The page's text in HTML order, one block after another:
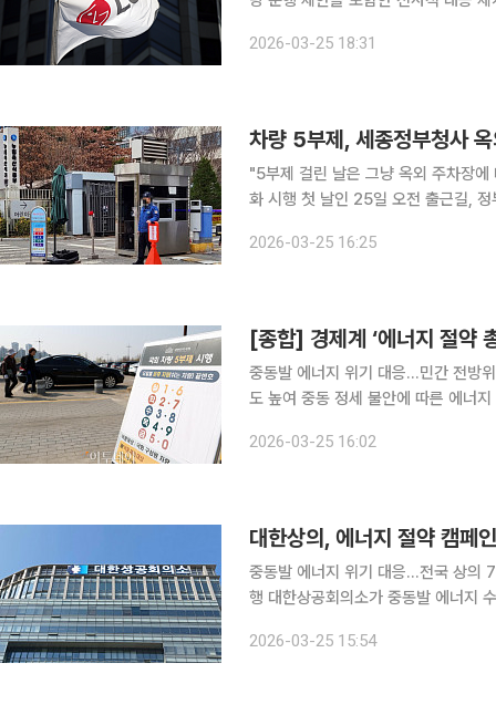
고 25일 밝혔다. 27일부터 시행되며
2026-03-25 18:31
차량 5부제, 세종정부청사
"5부제 걸린 날은 그냥 옥외 주차장에 대는(주차하는
화 시행 첫 날인 25일 오전 출근길,
2026-03-25 16:25
[종합] 경제계 ‘에너지 절약
중동발 에너지 위기 대응…민간 전방
도 높여 중동 정세 불안에 따른 에너지 수급 위기가 심화되면서 경제단체와 대기업이 동시에 절감
한과 전력 관리 강화에 나서며 ‘에너
2026-03-25 16:02
대한상의, 에너지 절약 캠페
중동발 에너지 위기 대응…전국 상의
행 대한상공회의소가 중동발 에너지 수급 불안에 대응해 전국 상공회의소와 함께 에너지 절약 캠페
2026-03-25 15:54